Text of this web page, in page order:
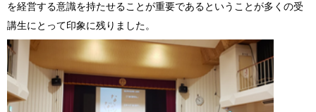
を経営する意識を持たせることが重要であるということが多くの受
講生にとって印象に残りました。